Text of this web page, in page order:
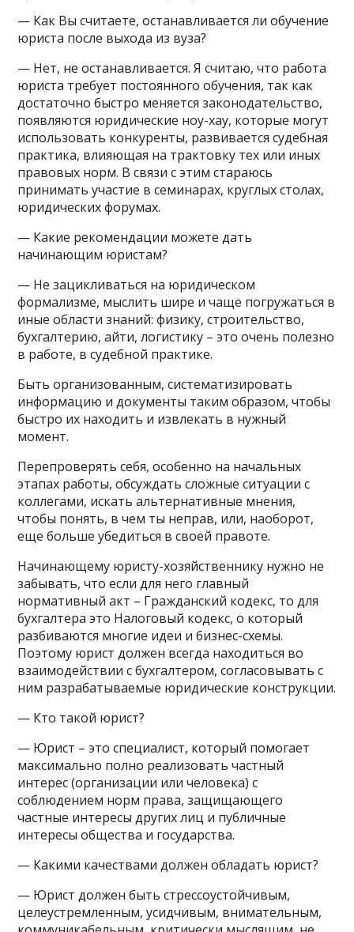
— Как Вы считаете, останавливается ли обучение
юриста после выхода из вуза?
— Нет, не останавливается. Я считаю, что работа
юриста требует постоянного обучения, так как
достаточно быстро меняется законодательство,
появляются юридические ноу-хау, которые могут
использовать конкуренты, развивается судебная
практика, влияющая на трактовку тех или иных
правовых норм. В связи с этим стараюсь
принимать участие в семинарах, круглых столах,
юридических форумах.
— Какие рекомендации можете дать
начинающим юристам?
— Не зацикливаться на юридическом
формализме, мыслить шире и чаще погружаться в
иные области знаний: физику, строительство,
бухгалтерию, айти, логистику – это очень полезно
в работе, в судебной практике.
Быть организованным, систематизировать
информацию и документы таким образом, чтобы
быстро их находить и извлекать в нужный
момент.
Перепроверять себя, особенно на начальных
этапах работы, обсуждать сложные ситуации с
коллегами, искать альтернативные мнения,
чтобы понять, в чем ты неправ, или, наоборот,
еще больше убедиться в своей правоте.
Начинающему юристу-хозяйственнику нужно не
забывать, что если для него главный
нормативный акт – Гражданский кодекс, то для
бухгалтера это Налоговый кодекс, о который
разбиваются многие идеи и бизнес-схемы.
Поэтому юрист должен всегда находиться во
взаимодействии с бухгалтером, согласовывать с
ним разрабатываемые юридические конструкции.
— Кто такой юрист?
— Юрист – это специалист, который помогает
максимально полно реализовать частный
интерес (организации или человека) с
соблюдением норм права, защищающего
частные интересы других лиц и публичные
интересы общества и государства.
— Какими качествами должен обладать юрист?
— Юрист должен быть стрессоустойчивым,
целеустремленным, усидчивым, внимательным,